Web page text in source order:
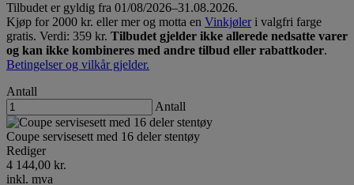
Tilbudet er gyldig fra 01/08/2026–31.08.2026.
Kjøp for 2000 kr. eller mer og motta en Vinkjøleri valgfri farge
gratis. Verdi: 359 kr. Tilbudet gjelder ikke allerede nedsatte varer
og kan ikke kombineres med andre tilbud eller rabattkoder.
Betingelser og vilkår gjelder.
Antall
Antall
Coupe servisesett med 16 deler stentøy
Rediger
4 144,00 kr.
inkl. mva